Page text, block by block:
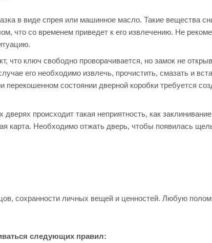
в виде спрея или машинное масло. Такие вещества
что со временем приведет к его извлечению. Не
что ключ свободно проворачивается, но замок не
его необходимо извлечь, прочистить, смазать и
состоянии дверной коробки требуется
происходит такая неприятность, как
карта. Необходимо отжать дверь, чтобы появилась
сохранности личных вещей и ценностей. Любую
следующих правил: